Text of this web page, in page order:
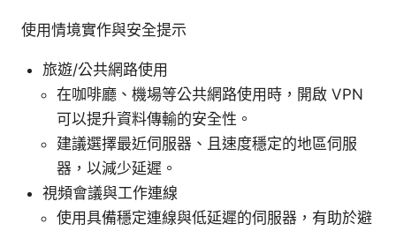
使用情境實作與安全提示
旅遊/公共網路使用
在咖啡廳、機場等公共網路使用時，開啟 VPN
可以提升資料傳輸的安全性。
建議選擇最近伺服器、且速度穩定的地區伺服
器，以減少延遲。
視頻會議與工作連線
使用具備穩定連線與低延遲的伺服器，有助於避